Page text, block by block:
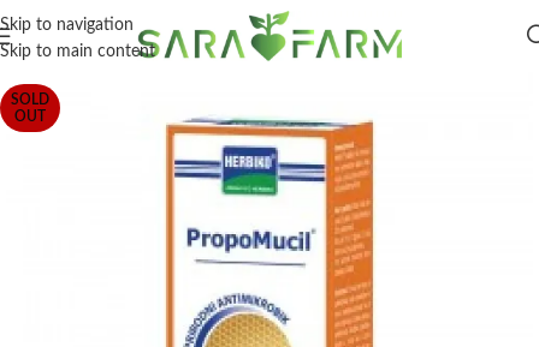
Skip to navigation
Skip to main content
SOLD
OUT